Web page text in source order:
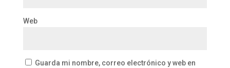
Web
Guarda mi nombre, correo electrónico y web en